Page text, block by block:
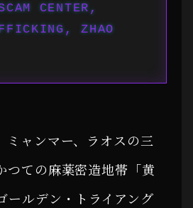
CENTER,
ZHAO
ミャンマー、ラオスの三
つての麻薬密造地帯「黄
ールデン・トライアング